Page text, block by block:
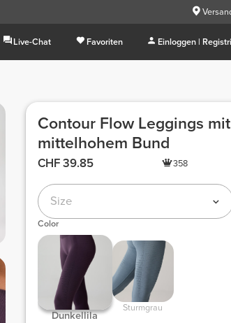
Live-Chat Favoriten Einloggen |
Contour Flow Leggings mit
mittelhohem Bund
CHF 39.85 358
Size
Color
Dunkellila
Sturmgrau